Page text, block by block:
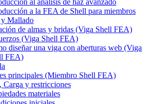
al análisis de haz avanzado
a la FEA de Shell para miembros
Mallado
de almas y bridas (Viga Shell FEA)
(Viga Shell FEA)
diseñar una viga con aberturas web (Viga
FEA)
principales (Miembro Shell FEA)
Carga y restricciones
materiales